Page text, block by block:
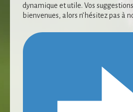
dynamique et utile. Vos
bienvenues, alors n’hésitez pas à